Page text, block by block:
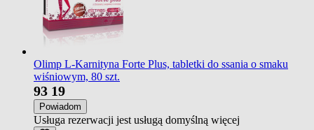
Olimp L-Karnityna Forte Plus, tabletki do ssania o smaku
wiśniowym, 80 szt.
93 19
Powiadom
Usługa rezerwacji jest usługą domyślną więcej